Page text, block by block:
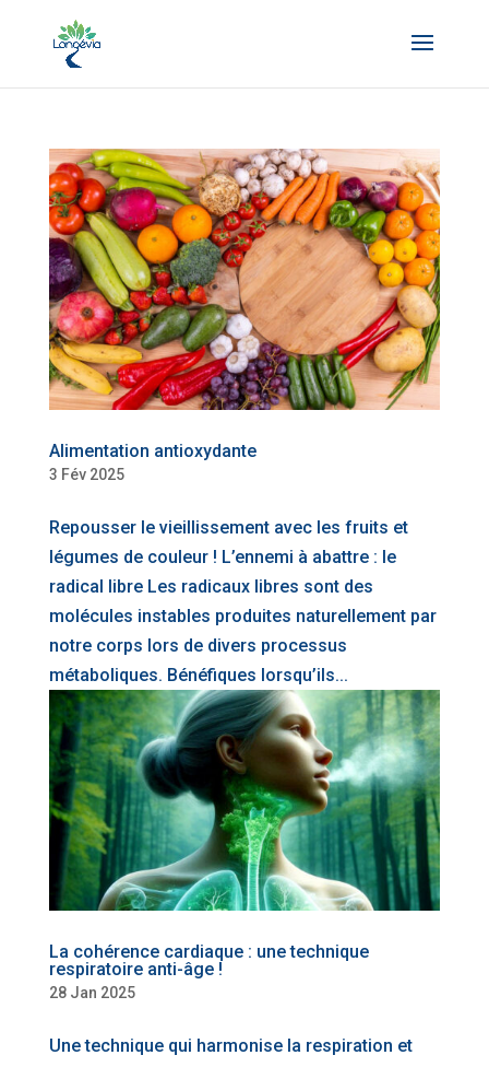
Alimentation antioxydante
3 Fév 2025
Repousser le vieillissement avec les fruits et
légumes de couleur ! L’ennemi à abattre : le
radical libre Les radicaux libres sont des
molécules instables produites naturellement par
notre corps lors de divers processus
métaboliques. Bénéfiques lorsqu’ils...
La cohérence cardiaque : une technique
respiratoire anti-âge !
28 Jan 2025
Une technique qui harmonise la respiration et